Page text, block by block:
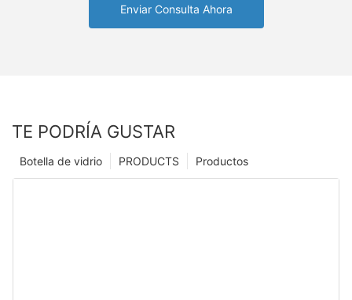
Enviar Consulta Ahora
TE PODRÍA GUSTAR
Productos
PRODUCTS
Botella de vidrio